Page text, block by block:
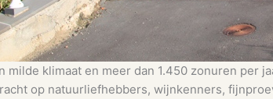
milde klimaat en meer dan 1.450 zonuren per
op natuurliefhebbers, wijnkenners,